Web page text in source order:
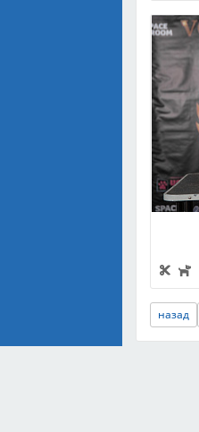
назад